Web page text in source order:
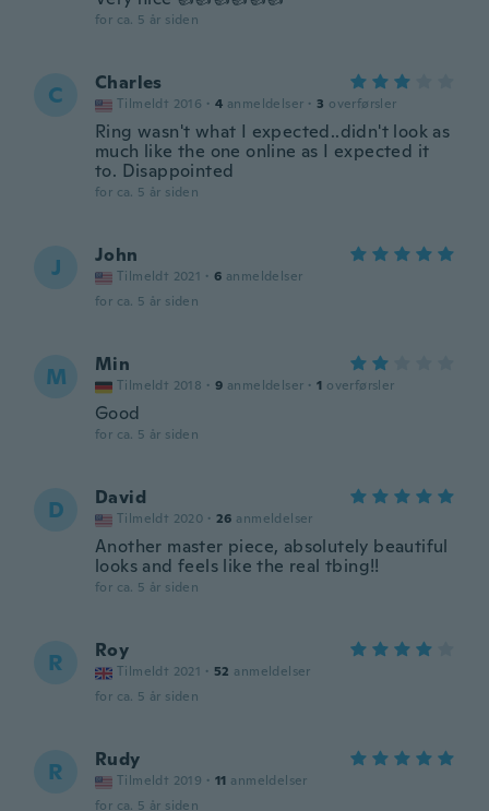
for ca. 5 år siden
C Charles
Tilmeldt 2016 · 4 anmeldelser · 3 overførsler
Ring wasn't what I expected..didn't look as
much like the one online as I expected it
to. Disappointed
for ca. 5 år siden
J John
Tilmeldt 2021 · 6 anmeldelser
for ca. 5 år siden
M Min
Tilmeldt 2018 · 9 anmeldelser · 1 overførsler
Good
for ca. 5 år siden
D David
Tilmeldt 2020 · 26 anmeldelser
Another master piece, absolutely beautiful
looks and feels like the real tbing!!
for ca. 5 år siden
R Roy
Tilmeldt 2021 · 52 anmeldelser
for ca. 5 år siden
R Rudy
Tilmeldt 2019 · 11 anmeldelser
for ca. 5 år siden